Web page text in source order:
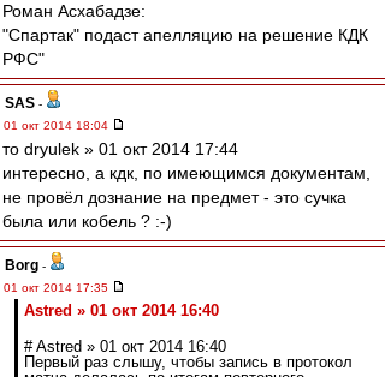
Роман Асхабадзе:
"Спартак" подаст апелляцию на решение КДК
РФС"
SAS -
01 окт 2014 18:04
то dryulek » 01 окт 2014 17:44
интересно, а кдк, по имеющимся документам,
не провёл дознание на предмет - это сучка
была или кобель ? :-)
Borg -
01 окт 2014 17:35
Astred » 01 окт 2014 16:40
# Astred » 01 окт 2014 16:40
Первый раз слышу, чтобы запись в протокол